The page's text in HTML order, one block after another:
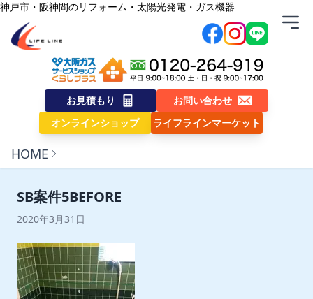
内容をスキップ
神戸市・阪神間のリフォーム・太陽光発電・ガス機器
株式会社ライフライン
お見積もり
お問い合わせ
オンラインショップ
ライフラインマーケット
HOME
SB案件5BEFORE
2020年3月31日